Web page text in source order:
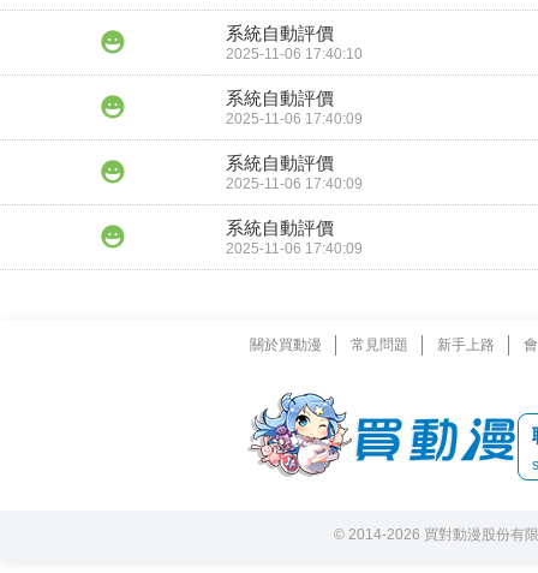
系統自動評價
2025-11-06 17:40:10
系統自動評價
2025-11-06 17:40:09
系統自動評價
2025-11-06 17:40:09
系統自動評價
2025-11-06 17:40:09
關於買動漫 常見問題 新手上路
© 2014-2026 買對動漫股份有